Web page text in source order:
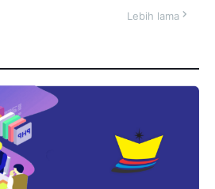
Lebih lama